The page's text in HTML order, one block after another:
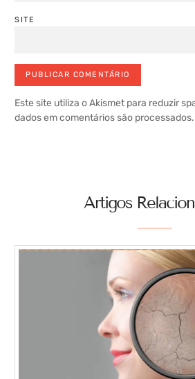
SITE
Este site utiliza o Akismet para reduzir
dados em comentários são processados.
Artigos